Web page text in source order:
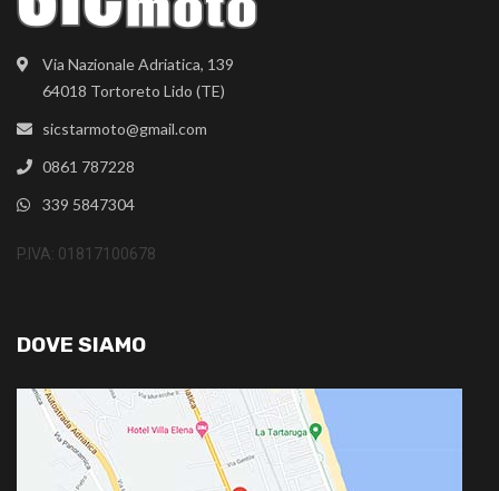
Via Nazionale Adriatica, 139
64018 Tortoreto Lido (TE)
sicstarmoto@gmail.com
0861 787228
339 5847304
P.IVA: 01817100678
DOVE SIAMO